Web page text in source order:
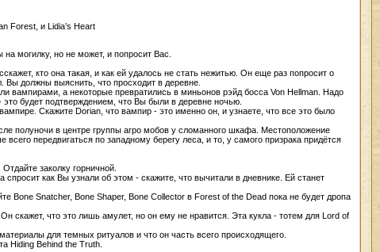
Forest, и Lidia’s Heart
могилку, но не может, и попросит Вас.
кто она такая, и как ей удалось не стать нежитью. Он еще раз попросит о
должны выяснить, что просходит в деревне.
вампирами, а некоторые превратились в миньонов рэйд босса Von Hellman. Надо
будет подтверждением, что Вы были в деревне ночью.
Скажите Dorian, что вампир - это именно он, и узнаете, что все это было
полуночи в центре группы агро мобов у сломанного шкафа. Местоположение
передвигаться по западному берегу леса, и то, у самого призрака придётся
заколку горничной.
как Вы узнали об этом - скажите, что вычитали в дневнике. Ей станет
Bone Snatcher, Bone Shaper, Bone Collector в Forest of the Dead пока не будет дропа
скажет, что это лишь амулет, но он ему не нравится. Эта кукла - тотем для Lord of
для темных ритуалов и что он часть всего происходящего.
Hiding Behind the Truth.